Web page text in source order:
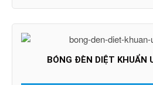
BÓNG ĐÈN DIỆT KHUẨN